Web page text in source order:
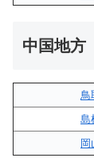
中国地方
鳥
島
岡